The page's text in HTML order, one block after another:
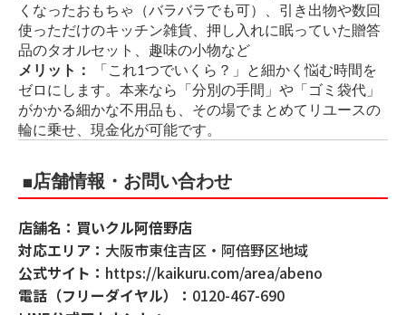
くなったおもちゃ（バラバラでも可）、引き出物や数回
使っただけのキッチン雑貨、押し入れに眠っていた贈答
品のタオルセット、趣味の小物など
メリット：
「これ1つでいくら？」と細かく悩む時間を
ゼロにします。本来なら「分別の手間」や「ゴミ袋代」
がかかる細かな不用品も、その場でまとめてリユースの
輪に乗せ、現金化が可能です。
■店舗情報・お問い合わせ
店舗名：買いクル阿倍野店
対応エリア： 大阪市東住吉区・阿倍野区地域
公式サイト： https://kaikuru.com/area/abeno
電話（フリーダイヤル）： 0120-467-690